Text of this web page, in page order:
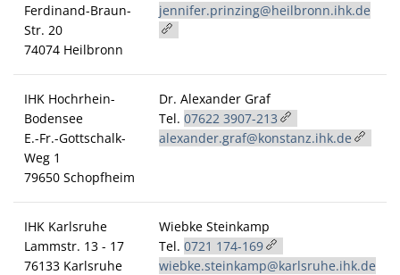
Ferdinand-Braun-
Str. 20
74074 Heilbronn
jennifer.prinzing@heilbronn.ihk.de
IHK Hochrhein-
Bodensee
E.-Fr.-Gottschalk-
Weg 1
79650 Schopfheim
Dr. Alexander Graf
Tel. 07622 3907-213
alexander.graf@konstanz.ihk.de
IHK Karlsruhe
Lammstr. 13 - 17
76133 Karlsruhe
Wiebke Steinkamp
Tel. 0721 174-169
wiebke.steinkamp@karlsruhe.ihk.de